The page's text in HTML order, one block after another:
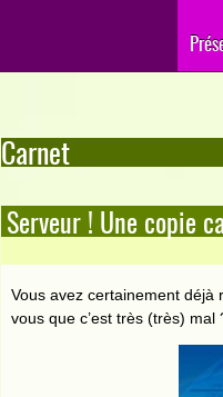
Carnet
Serveur ! Une copie
Vous avez certainement
vous que c’est très (très) mal